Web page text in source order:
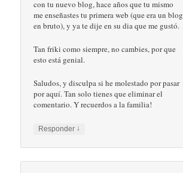
con tu nuevo blog, hace años que tu mismo
me enseñastes tu primera web (que era un blog
en bruto), y ya te dije en su dia que me gustó.
Tan friki como siempre, no cambies, por que
esto está genial.
Saludos, y disculpa si he molestado por pasar
por aquí. Tan solo tienes que eliminar el
comentario. Y recuerdos a la familia!
Responder ↓